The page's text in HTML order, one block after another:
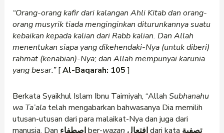
“Orang-orang kafir dari kalangan Ahli Kitab dan orang-
orang musyrik tiada menginginkan diturunkannya suatu
kebaikan kepada kalian dari Rabb kalian. Dan Allah
menentukan siapa yang dikehendaki-Nya (untuk diberi)
rahmat (kenabian)-Nya; dan Allah mempunyai karunia
yang besar.”[Al-Baqarah: 105]
Berkata Syaikhul Islam Ibnu Taimiyah, “Allah Subhanahu
wa Ta’alatelah mengabarkan bahwasanya Dia memilih
utusan-utusan dari para malaikat-Nya dan juga dari
manusia. Dan إصطفاءber-wazan إفتعالdari kata تصفية